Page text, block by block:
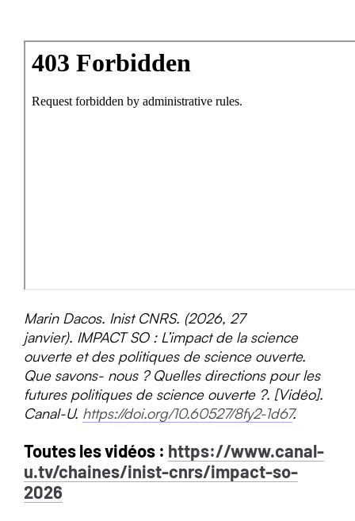
Marin Dacos. Inist CNRS. (2026, 27
janvier). IMPACT SO : L’impact de la science
ouverte et des politiques de science ouverte.
Que savons- nous ? Quelles directions pour les
futures politiques de science ouverte ?. [Vidéo].
Canal-U. https://doi.org/10.60527/8fy2-1d67.
Toutes les vidéos : https://www.canal-
u.tv/chaines/inist-cnrs/impact-so-
2026